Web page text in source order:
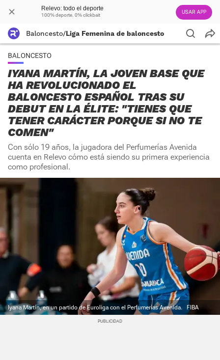
Relevo: todo el deporte
100% deporte. 0% clickbait USAR APP
Baloncesto/Liga Femenina de baloncesto
BALONCESTO
IYANA MARTÍN, LA JOVEN BASE QUE
HA REVOLUCIONADO EL
BALONCESTO ESPAÑOL TRAS SU
DEBUT EN LA ÉLITE: "TIENES QUE
TENER CARÁCTER PORQUE SI NO TE
COMEN"
Con sólo 19 años, la jugadora del Perfumerías Avenida
cuenta en Relevo cómo está siendo su primera experiencia
como profesional.
Iyana Martín, en un partido de Euroliga con el Perfumerías Avenida. FIBA